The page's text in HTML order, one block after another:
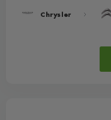
Chrysler